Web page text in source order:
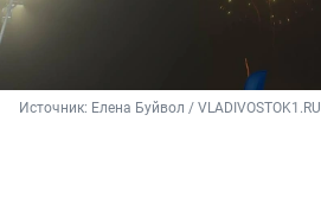
Источник: Елена Буйвол / VLADIVOSTOK1.RU